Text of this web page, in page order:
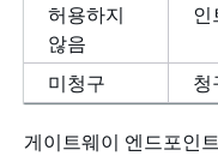
허용하지
않음
인
미청구 청
게이트웨이 엔드포인